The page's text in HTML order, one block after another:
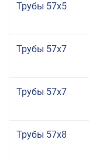
Трубы 57x5
Трубы 57x7
Трубы 57x7
Трубы 57x8